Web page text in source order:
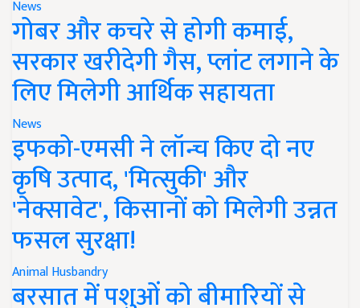
News
गोबर और कचरे से होगी कमाई,
सरकार खरीदेगी गैस, प्लांट लगाने के
लिए मिलेगी आर्थिक सहायता
News
इफको-एमसी ने लॉन्च किए दो नए
कृषि उत्पाद, 'मित्सुकी' और
'नेक्सावेट', किसानों को मिलेगी उन्नत
फसल सुरक्षा!
Animal Husbandry
बरसात में पशुओं को बीमारियों से